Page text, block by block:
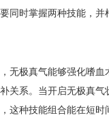
同时掌握两种技能，并
无极真气能够强化嗜血
关系。当开启无极真气
这种技能组合能在短时